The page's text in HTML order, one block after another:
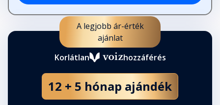
A legjobb ár-érték
ajánlat
Korlátlan
hozzáférés
12 + 5 hónap ajándék